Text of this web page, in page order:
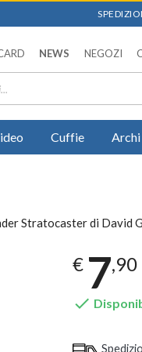
NEWS NEGOZI
Cuffie Archi
Stratocaster di David
€ 7,90
